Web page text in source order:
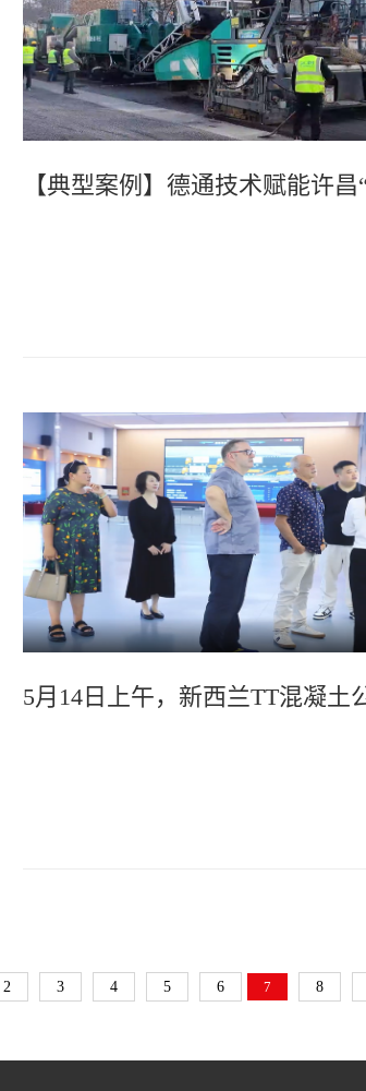
2 3 4 5 6 7 8